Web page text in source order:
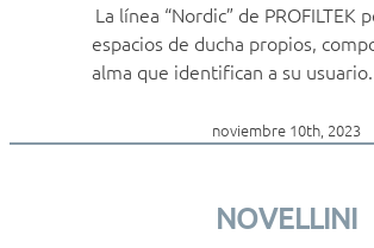
La línea “Nordic” de PROFILTEK
espacios de ducha propios,
alma que identifican a su
noviembre 10th, 2023
NOVELLINI